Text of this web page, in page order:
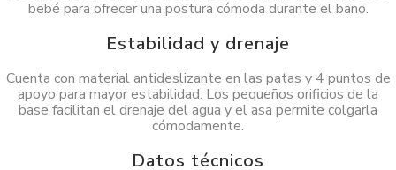
bebé para ofrecer una postura cómoda durante el baño.
Estabilidad y drenaje
Cuenta con material antideslizante en las patas y 4 puntos de
apoyo para mayor estabilidad. Los pequeños orificios de la
base facilitan el drenaje del agua y el asa permite colgarla
cómodamente.
Datos técnicos